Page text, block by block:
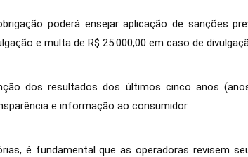
poderá ensejar aplicação de sanções
e multa de R$ 25.000,00 em caso de
dos resultados dos últimos cinco anos
e informação ao consumidor.
é fundamental que as operadoras revisem